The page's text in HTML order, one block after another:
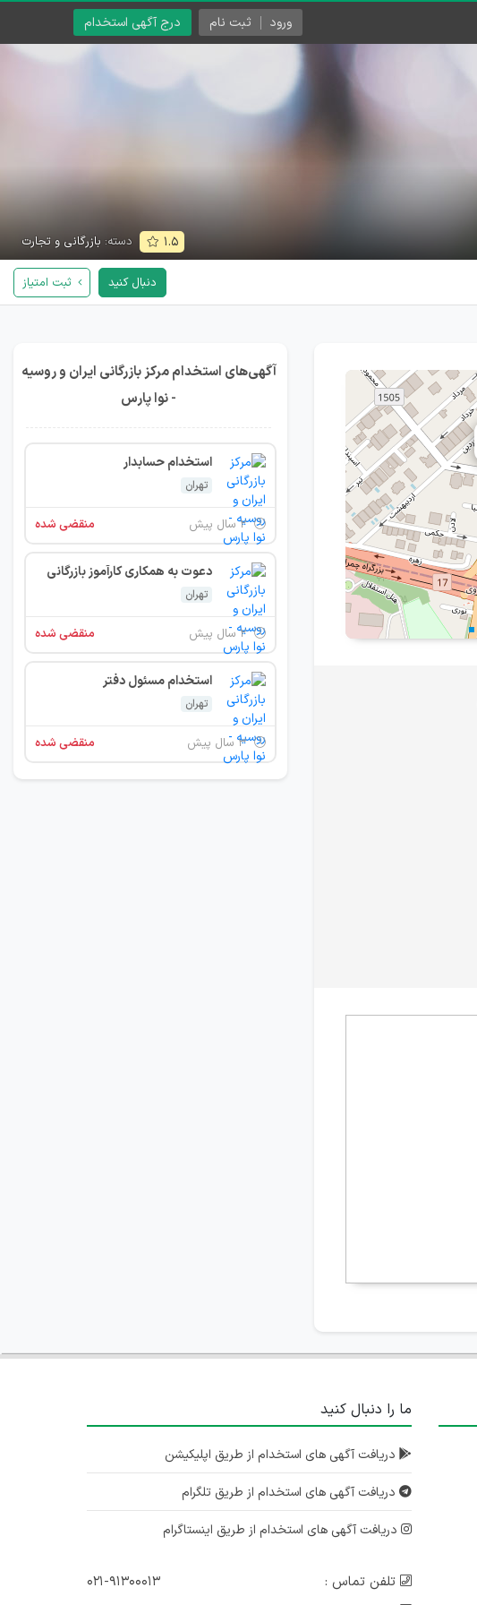
درج آگهی استخدام ورود ثبت نام
۱.۵ دسته: بازرگانی و تجارت
دنبال کنید ثبت امتیاز
آگهی‌های استخدام مرکز بازرگانی ایران و روسیه
- نوا پارس
استخدام حسابدار
تهران
۲ سال پیش منقضی شده
دعوت به همکاری کارآموز بازرگانی
تهران
۲ سال پیش منقضی شده
استخدام مسئول دفتر
تهران
۳ سال پیش منقضی شده
ما را دنبال کنید
دریافت آگهی های استخدام از طریق اپلیکیشن
دریافت آگهی های استخدام از طریق تلگرام
دریافت آگهی های استخدام از طریق اینستاگرام
تلفن تماس :
۰۲۱-۹۱۳۰۰۰۱۳